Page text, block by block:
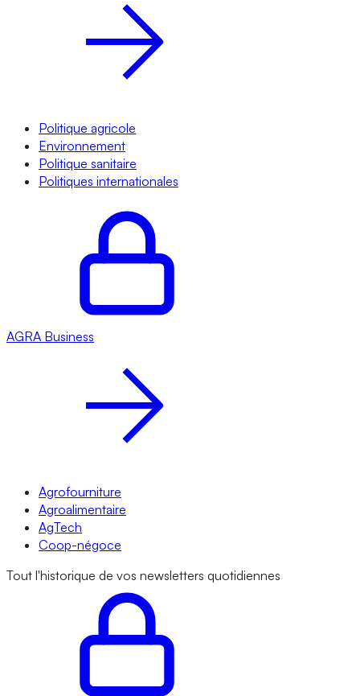
Politique agricole
Environnement
Politique sanitaire
Politiques internationales
AGRA Business
Agrofourniture
Agroalimentaire
AgTech
Coop-négoce
Tout l'historique de vos newsletters quotidiennes